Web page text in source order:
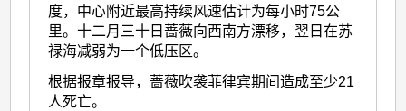
度，中心附近最高持续风速估计为每小时75公
里。十二月三十日蔷薇向西南方漂移，翌日在苏
禄海减弱为一个低压区。
根据报章报导，蔷薇吹袭菲律宾期间造成至少21
人死亡。